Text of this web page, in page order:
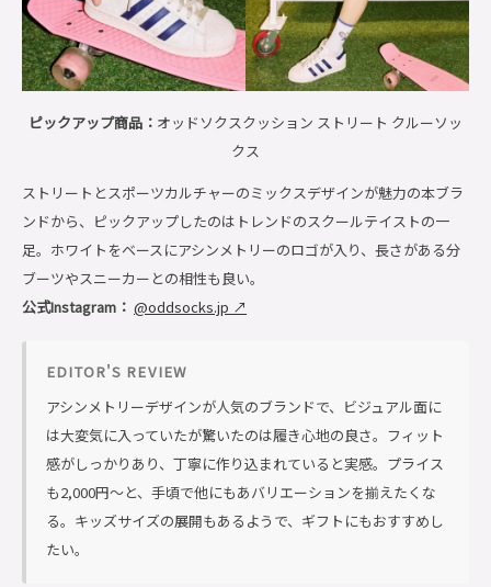
ピックアップ商品： オッドソクスクッション ストリート クルーソッ
クス
ストリートとスポーツカルチャーのミックスデザインが魅力の本ブラ
ンドから、ピックアップしたのはトレンドのスクールテイストの一
足。ホワイトをベースにアシンメトリーのロゴが入り、長さがある分
ブーツやスニーカーとの相性も良い。
公式Instagram： @oddsocks.jp ↗
EDITOR'S REVIEW
アシンメトリーデザインが人気のブランドで、ビジュアル面に
は大変気に入っていたが驚いたのは履き心地の良さ。フィット
感がしっかりあり、丁寧に作り込まれていると実感。プライス
も2,000円〜と、手頃で他にもあバリエーションを揃えたくな
る。キッズサイズの展開もあるようで、ギフトにもおすすめし
たい。